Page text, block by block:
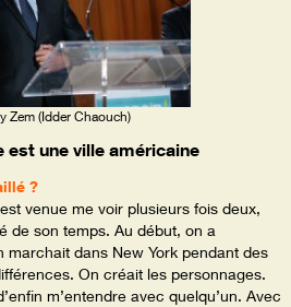
Zem (Idder Chaouch)
est une ville américaine
?
venue me voir plusieurs fois deux,
de son temps. Au début, on a
marchait dans New York pendant des
On créait les personnages.
m’entendre avec quelqu’un. Avec